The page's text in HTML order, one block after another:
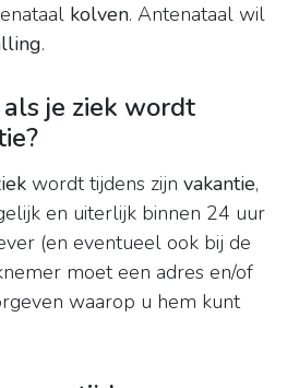
kolven. Antenataal wil
.
je ziek wordt
wordt tijdens zijn vakantie,
en uiterlijk binnen 24 uur
(en eventueel ook bij de
moet een adres en/of
waarop u hem kunt